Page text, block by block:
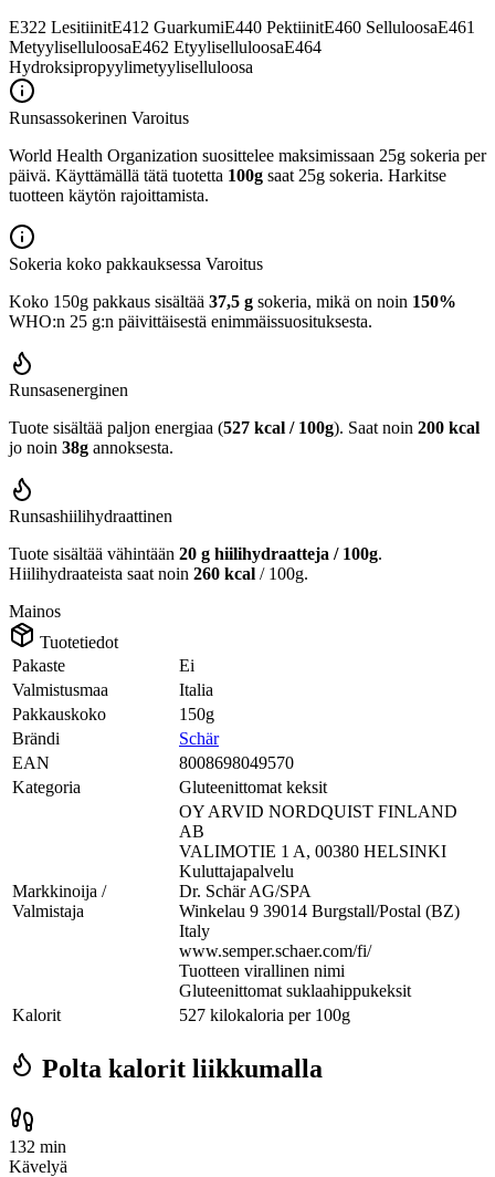
E322 LesitiinitE412 GuarkumiE440 PektiinitE460 SelluloosaE461
MetyyliselluloosaE462 EtyyliselluloosaE464
Hydroksipropyylimetyyliselluloosa
Runsassokerinen Varoitus
World Health Organization suosittelee maksimissaan 25g sokeria per
päivä. Käyttämällä tätä tuotetta 100g saat 25g sokeria. Harkitse
tuotteen käytön rajoittamista.
Sokeria koko pakkauksessa Varoitus
Koko 150g pakkaus sisältää 37,5 g sokeria, mikä on noin 150%
WHO:n 25 g:n päivittäisestä enimmäissuosituksesta.
Runsasenerginen
Tuote sisältää paljon energiaa (527 kcal / 100g). Saat noin 200 kcal
jo noin 38g annoksesta.
Runsashiilihydraattinen
Tuote sisältää vähintään 20 g hiilihydraatteja / 100g.
Hiilihydraateista saat noin 260 kcal / 100g.
Mainos
Tuotetiedot
Pakaste
Ei
Valmistusmaa
Italia
Pakkauskoko
150g
Brändi
Schär
EAN
8008698049570
Kategoria
Gluteenittomat keksit
Markkinoija /
Valmistaja
OY ARVID NORDQUIST FINLAND
AB
VALIMOTIE 1 A, 00380 HELSINKI
Kuluttajapalvelu
Dr. Schär AG/SPA
Winkelau 9 39014 Burgstall/Postal (BZ)
Italy
www.semper.schaer.com/fi/
Tuotteen virallinen nimi
Gluteenittomat suklaahippukeksit
Kalorit
527 kilokaloria per 100g
Polta kalorit liikkumalla
132 min
Kävelyä